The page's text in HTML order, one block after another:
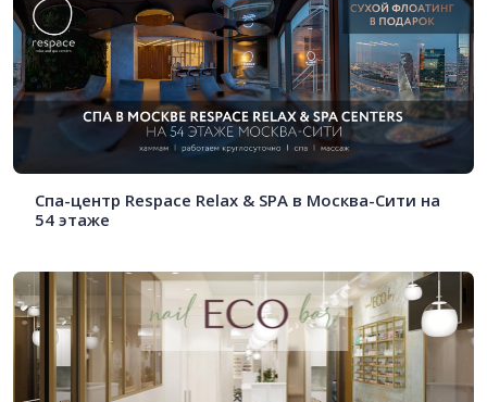
Спа-центр Respace Relax & SPA в Москва-Сити на
54 этаже